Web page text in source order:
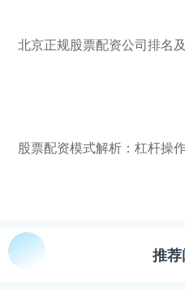
北京正规股票配资公司排名
股票配资模式解析：杠杆操
推